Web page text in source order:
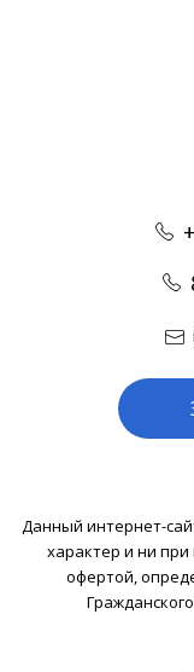
Данный интернет-
характер и ни при
офертой,